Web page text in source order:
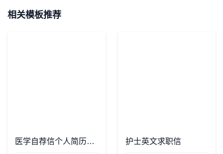
相关模板推荐
医学自荐信个人简历自荐书范文word模板 护士英文求职信